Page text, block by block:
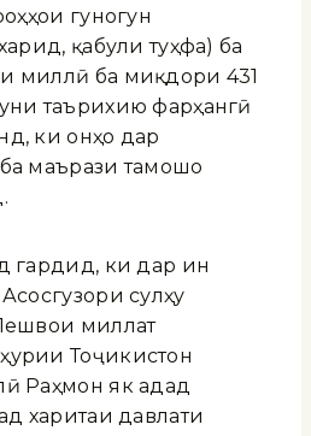
гуногун
қабули туҳфа) ба
миллӣ ба миқдори 431
таърихию фарҳангӣ
ки онҳо дар
маърази тамошо
гардид, ки дар ин
сулҳу
миллат
Тоҷикистон
Раҳмон як адад
харитаи давлати